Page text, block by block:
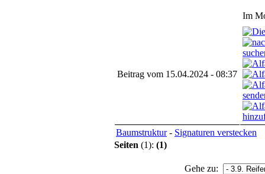
Im
Beitrag vom 15.04.2024 - 08:37
Baumstruktur- Signaturen verstecken
Seiten (1): (1)
Gehe zu: